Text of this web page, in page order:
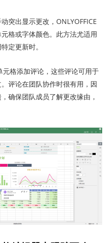
突出显示更改，ONLYOFFICE
格或字体颜色。此方法尤适用
定更新时。
元格添加评论，这些评论可用于
评论在团队协作时很有用，因
确保团队成员了解更改缘由，